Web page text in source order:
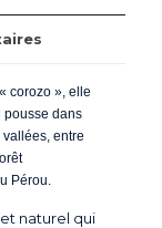
corozo », elle
pousse dans
entre
Pérou.
naturel qui